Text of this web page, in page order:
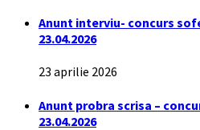
Anunt interviu- concurs
23.04.2026
23 aprilie 2026
Anunt probra scrisa –
23.04.2026